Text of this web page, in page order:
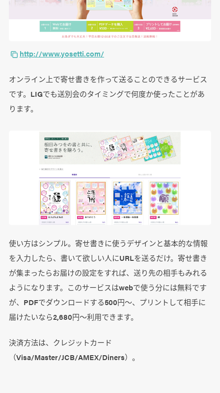
http://www.yosetti.com/
オンライン上で寄せ書きを作って送ることのできるサービス
です。LIGでも送別会のタイミングで何度か使ったことがあ
ります。
使い方はシンプル。寄せ書きに使うデザインと基本的な情報
を入力したら、書いて欲しい人にURLを送るだけ。寄せ書き
が集まったらお届けの設定をすれば、送り先の相手もみれる
ようになります。このサービスはwebで使う分には無料です
が、PDFでダウンロードする500円～、プリントして相手に
届けたいなら2,680円～利用できます。
決済方法は、クレジットカード
（Visa/Master/JCB/AMEX/Diners）。